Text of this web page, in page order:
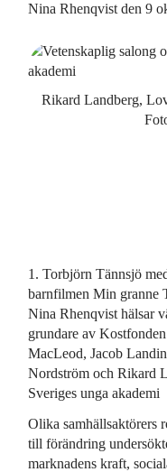
Nina Rhenqvist den 9
Rikard Landberg,
1. Torbjörn Tännsjö
barnfilmen Min granne
Nina Rhenqvist hälsar
grundare av
MacLeod, Jacob
Nordström och Rikard
Sveriges unga akademi
Olika samhällsaktörers
till förändring
marknadens kraft,